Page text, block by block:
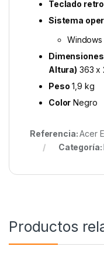
Teclado
Sistema
Windows
Altura) 363 x
Peso 1,9 kg
Color Negro
Referencia:Acer
Categoría:
Productos